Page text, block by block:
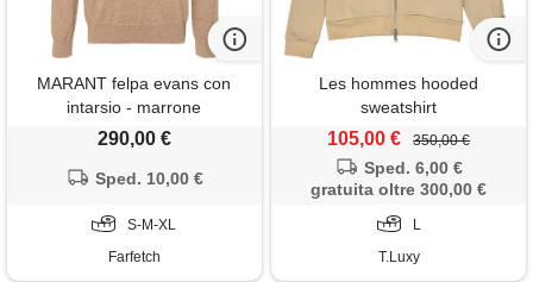
MARANT felpa evans con
intarsio - marrone
290,00 €
Sped. 10,00 €
S-M-XL
Farfetch
Les hommes hooded
sweatshirt
105,00 € 350,00 €
Sped. 6,00 €
gratuita oltre 300,00 €
L
T.Luxy